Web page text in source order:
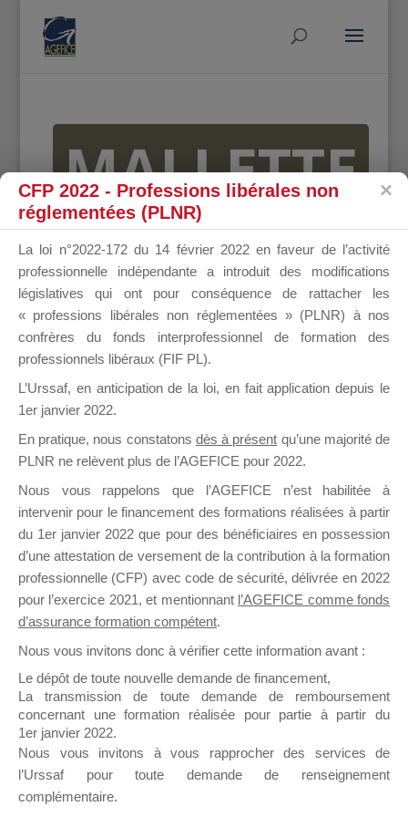
MALLETTE
DU
DIRIGEANT
Ce groupe est destiné aux Organismes de
Formation qui souhaitent répondre à l’Appel à
Propositions Mallette du Dirigeant.
sur lequel il est possible de laisser un message
ou poser une question.
NB : Il est nécessaire d’êtreinscrit(e)pour
pouvoir rejoindre ce groupe
CFP 2022 - Professions libérales non
réglementées (PLNR)
La loi n°2022-172 du 14 février 2022 en faveur de l’activité
professionnelle indépendante a introduit des modifications
législatives qui ont pour conséquence de rattacher les
« professions libérales non réglementées » (PLNR) à nos
confrères du fonds interprofessionnel de formation des
professionnels libéraux (FIF PL).
L’Urssaf, en anticipation de la loi, en fait application depuis le
1er janvier 2022.
En pratique, nous constatons dès à présent qu’une majorité de
PLNR ne relèvent plus de l’AGEFICE pour 2022.
Nous vous rappelons que l’AGEFICE n’est habilitée à
intervenir pour le financement des formations réalisées à partir
du 1er janvier 2022 que pour des bénéficiaires en possession
d’une attestation de versement de la contribution à la formation
professionnelle (CFP) avec code de sécurité, délivrée en 2022
pour l’exercice 2021, et mentionnant l’AGEFICE comme fonds
d’assurance formation compétent.
Nous vous invitons donc à vérifier cette information avant :
Le dépôt de toute nouvelle demande de financement,
La transmission de toute demande de remboursement
concernant une formation réalisée pour partie à partir du
1er janvier 2022.
Nous vous invitons à vous rapprocher des services de
l’Urssaf pour toute demande de renseignement
complémentaire.